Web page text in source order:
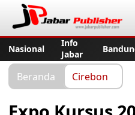
Nasional
Info
Jabar
Beranda Cirebon